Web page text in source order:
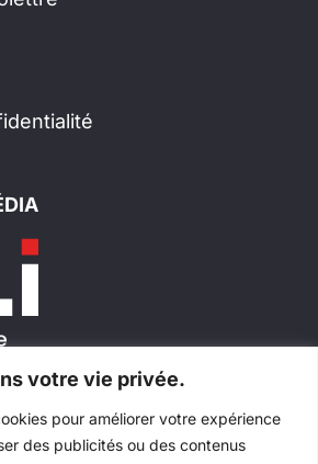
votre vie privée.
pour améliorer votre expérience
des publicités ou des contenus